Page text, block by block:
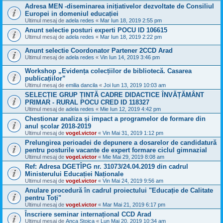
Adresa MEN -diseminarea inițiativelor dezvoltate de Consiliul
Europei in domeniul educației
Ultimul mesaj de adela redes « Mar Iun 18, 2019 2:55 pm
Anunt selectie posturi experti POCU ID 106615
Ultimul mesaj de adela redes « Mar Iun 18, 2019 2:22 pm
Anunt selectie Coordonator Partener 2CCD Arad
Ultimul mesaj de adela redes « Vin Iun 14, 2019 3:46 pm
Workshop „Evidența colecțiilor de bibliotecă. Casarea
publicațiilor”
Ultimul mesaj de emilia dancila « Joi Iun 13, 2019 10:03 am
SELECȚIE GRUP ȚINTĂ CADRE DIDACTICE ÎNVĂȚĂMÂNT
PRIMAR - RURAL POCU CRED ID 118327
Ultimul mesaj de adela redes « Mie Iun 12, 2019 4:42 pm
Chestionar analiza și impact a programelor de formare din
anul școlar 2018-2019
Ultimul mesaj de vogel.victor« Vin Mai 31, 2019 1:12 pm
Prelungirea perioadei de depunere a dosarelor de candidatură
pentru posturile vacante de expert formare ciclul gimnazial
Ultimul mesaj de vogel.victor« Mie Mai 29, 2019 8:08 am
Ref: Adresa DGETÎPG nr. 31073/24.04.2019 din cadrul
Ministerului Educației Naționale
Ultimul mesaj de vogel.victor« Vin Mai 24, 2019 9:56 am
Anulare procedură în cadrul proiectului "Educație de Calitate
pentru Toți"
Ultimul mesaj de vogel.victor« Mar Mai 21, 2019 6:17 pm
Înscriere seminar internațional CCD Arad
Ultimul mesaj de Anca Stoica « Lun Mai 20, 2019 10:34 am